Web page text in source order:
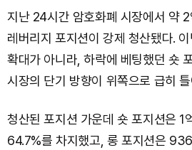
지난 24시간 암호화폐 시장에서 약
레버리지 포지션이 강제 청산됐다.
확대가 아니라, 하락에 베팅했던 숏
시장의 단기 방향이 위쪽으로 급히
청산된 포지션 가운데 숏 포지션은 1
64.7%를 차지했고, 롱 포지션은